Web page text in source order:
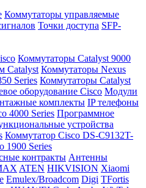
Коммутаторы управляемые
Точки доступа SFP-
Коммутаторы Catalyst 9000
Catalyst Коммутаторы Nexus
Series Коммутаторы Catalyst
оборудование Cisco Модули
комплекты IP телефоны
4000 Series Программное
устройства
Коммутатор Cisco DS-C9132T-
1900 Series
контракты Антенны
ATEN HIKVISION Xiaomi
Emulex/Broadcom Digi TFortis